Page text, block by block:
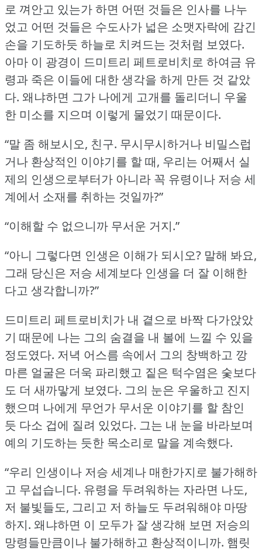
로 껴안고 있는가 하면 어떤 것들은 인사를 나누
었고 어떤 것들은 수도사가 넓은 소맷자락에 감긴
손을 기도하듯 하늘로 치켜드는 것처럼 보였다.
아마 이 광경이 드미트리 페트로비치로 하여금 유
령과 죽은 이들에 대한 생각을 하게 만든 것 같았
다. 왜냐하면 그가 나에게 고개를 돌리더니 우울
한 미소를 지으며 이렇게 물었기 때문이다.
“말 좀 해보시오, 친구. 무시무시하거나 비밀스럽
거나 환상적인 이야기를 할 때, 우리는 어째서 실
제의 인생으로부터가 아니라 꼭 유령이나 저승 세
계에서 소재를 취하는 것일까?”
“이해할 수 없으니까 무서운 거지.”
“아니 그렇다면 인생은 이해가 되시오? 말해 봐요,
그래 당신은 저승 세계보다 인생을 더 잘 이해한
다고 생각합니까?”
드미트리 페트로비치가 내 곁으로 바짝 다가앉았
기 때문에 나는 그의 숨결을 내 볼에 느낄 수 있을
정도였다. 저녁 어스름 속에서 그의 창백하고 깡
마른 얼굴은 더욱 파리했고 짙은 턱수염은 숯보다
도 더 새까맣게 보였다. 그의 눈은 우울하고 진지
했으며 나에게 무언가 무서운 이야기를 할 참인
듯 다소 겁에 질려 있었다. 그는 내 눈을 바라보며
예의 기도하는 듯한 목소리로 말을 계속했다.
“우리 인생이나 저승 세계나 매한가지로 불가해하
고 무섭습니다. 유령을 두려워하는 자라면 나도,
저 불빛들도, 그리고 저 하늘도 두려워해야 마땅
하지. 왜냐하면 이 모두가 잘 생각해 보면 저승의
망령들만큼이나 불가해하고 환상적이니까. 햄릿